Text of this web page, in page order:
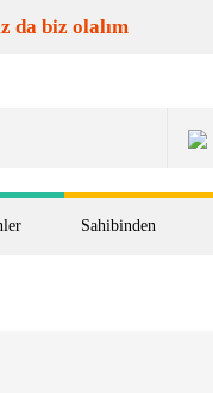
da biz olalım
Sahibinden